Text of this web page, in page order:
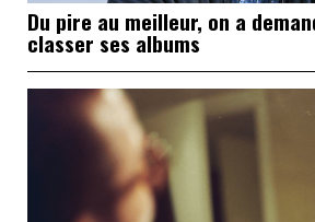
Du pire au meilleur, on a
classer ses albums